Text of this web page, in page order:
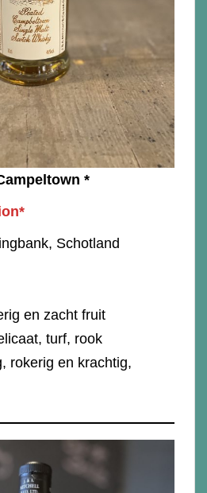
*
Schotland
en zacht fruit
turf, rook
rokerig en krachtig,